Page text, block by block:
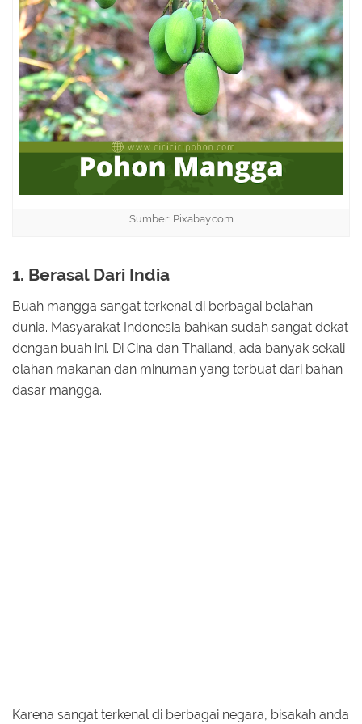
Sumber: Pixabay.com
1. Berasal Dari India
Buah mangga sangat terkenal di berbagai belahan
dunia. Masyarakat Indonesia bahkan sudah sangat dekat
dengan buah ini. Di Cina dan Thailand, ada banyak sekali
olahan makanan dan minuman yang terbuat dari bahan
dasar mangga.
Karena sangat terkenal di berbagai negara, bisakah anda